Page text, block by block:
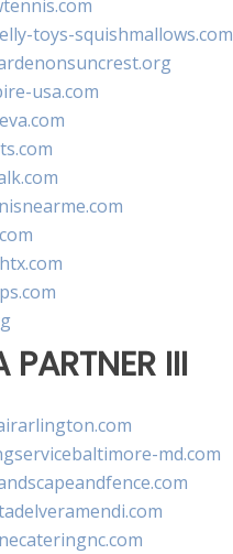
toys-squishmallows.com
usa.com
PARTNER III
md.com